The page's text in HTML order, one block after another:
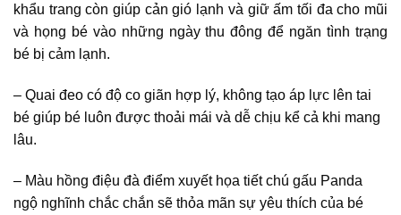
khẩu trang còn giúp cản gió lạnh và giữ ấm tối đa cho mũi
và họng bé vào những ngày thu đông để ngăn tình trạng
bé bị cảm lạnh.
– Quai đeo có độ co giãn hợp lý, không tạo áp lực lên tai
bé giúp bé luôn được thoải mái và dễ chịu kể cả khi mang
lâu.
– Màu hồng điệu đà điểm xuyết họa tiết chú gấu Panda
ngộ nghĩnh chắc chắn sẽ thỏa mãn sự yêu thích của bé